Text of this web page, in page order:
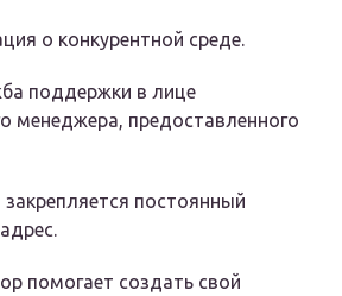
о конкурентной среде.
поддержки в лице
менеджера, предоставленного
постоянный
помогает создать свой